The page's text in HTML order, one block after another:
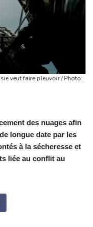
veut faire pleuvoir / Photo:
des nuages afin
longue date par les
à la sécheresse et
liée au conflit au